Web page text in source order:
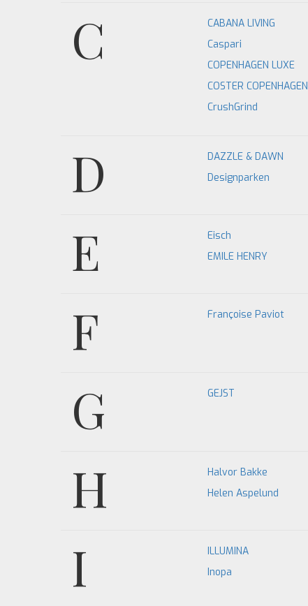
C CABANA LIVING
Caspari
COPENHAGEN LUXE
COSTER COPENHAGEN
CrushGrind
D DAZZLE & DAWN
Designparken
E Eisch
EMILE HENRY
F Françoise Paviot
G GEJST
H Halvor Bakke
Helen Aspelund
I ILLUMINA
Inopa